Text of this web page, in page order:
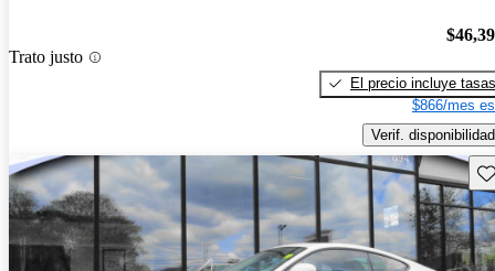
Trato justo
El precio incluye tasas
$866/mes
Verif. disponibilidad